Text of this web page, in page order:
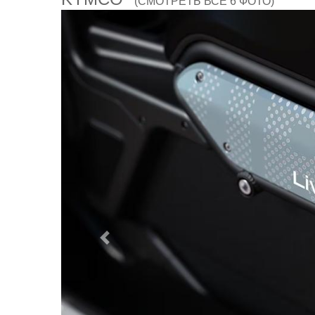
Предыдущий